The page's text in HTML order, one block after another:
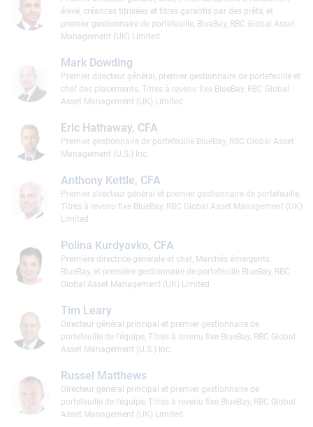
élevé, créances titrisées et titres garantis par des prêts, et
premier gestionnaire de portefeuille, BlueBay, RBC Global Asset
Management (UK) Limited
Mark Dowding
Premier directeur général, premier gestionnaire de portefeuille et
chef des placements, Titres à revenu fixe BlueBay, RBC Global
Asset Management (UK) Limited
Eric Hathaway, CFA
Premier gestionnaire de portefeuille BlueBay, RBC Global Asset
Management (U.S.) Inc.
Anthony Kettle, CFA
Premier directeur général et premier gestionnaire de portefeuille,
Titres à revenu fixe BlueBay, RBC Global Asset Management (UK)
Limited
Polina Kurdyavko, CFA
Première directrice générale et chef, Marchés émergents,
BlueBay, et première gestionnaire de portefeuille BlueBay, RBC
Global Asset Management (UK) Limited
Tim Leary
Directeur général principal et premier gestionnaire de
portefeuille de l’équipe, Titres à revenu fixe BlueBay, RBC Global
Asset Management (U.S.) Inc.
Russel Matthews
Directeur général principal et premier gestionnaire de
portefeuille de l’équipe, Titres à revenu fixe BlueBay, RBC Global
Asset Management (UK) Limited